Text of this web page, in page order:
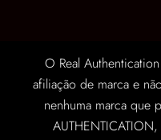
O Real
afiliação de marca e
nenhuma marca que